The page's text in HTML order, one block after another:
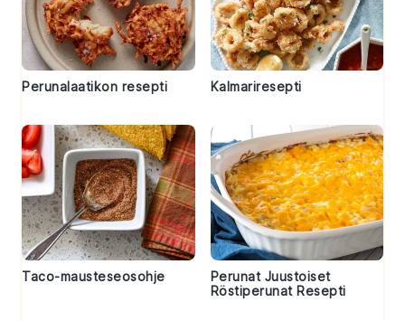
Perunalaatikon resepti Kalmariresepti
Taco-mausteseosohje
Perunat Juustoiset
Röstiperunat Resepti